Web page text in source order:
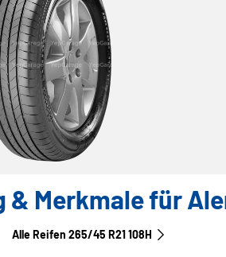
Merkmale für
Alle Reifen‎ 265/45 R21 108H